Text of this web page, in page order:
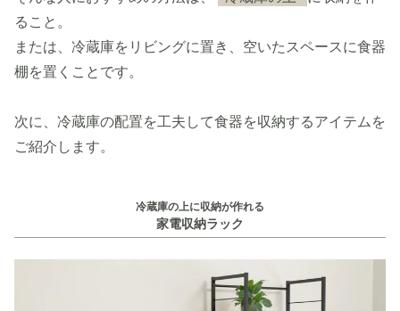
ること。
または、冷蔵庫をリビングに置き、空いたスペースに食器
棚を置くことです。
次に、冷蔵庫の配置を工夫して食器を収納するアイテムを
ご紹介します。
冷蔵庫の上に収納が作れる
家電収納ラック